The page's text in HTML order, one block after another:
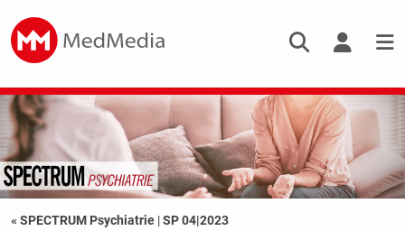
« SPECTRUM Psychiatrie |SP 04|2023